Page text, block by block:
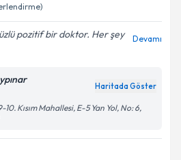
işlenmesine ilişkinAydınlatma
Talebini Gönder
pozitif bir doktor. Her şey
Devamı
Haritada Göster
Kısım Mahallesi, E-5 Yan Yol, No: 6,